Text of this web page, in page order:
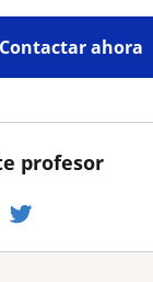
profesor
Contactar ahora